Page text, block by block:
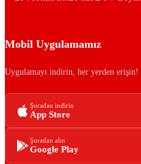
Mobil Uygulamamız
Uygulamayı indirin, her yerden erişin!
Şuradan indirin
App Store
Şuradan alın
Google Play